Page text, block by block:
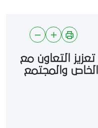
تعزيز التعاون مع
والمجتمع